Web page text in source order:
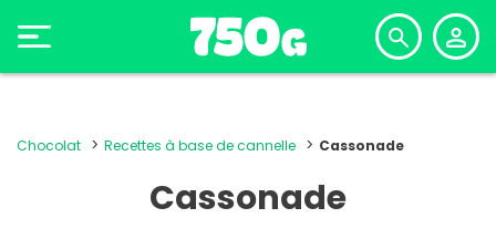
Chocolat Recettes à base de cannelle Cassonade
Cassonade